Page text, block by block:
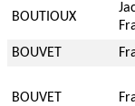
BOUTIOUX
BOUVET
BOUVET